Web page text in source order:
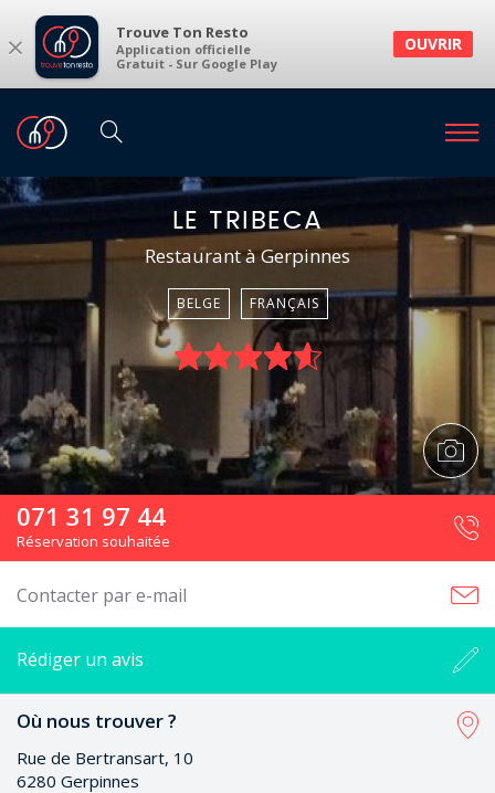
× Trouve Ton Resto
Application officielle
Gratuit - Sur Google Play
OUVRIR
LE TRIBECA
Restaurant à Gerpinnes
BELGE FRANÇAIS
071 31 97 44
Réservation souhaitée
Contacter par e-mail
Rédiger un avis
Où nous trouver ?
Rue de Bertransart, 10
6280 Gerpinnes